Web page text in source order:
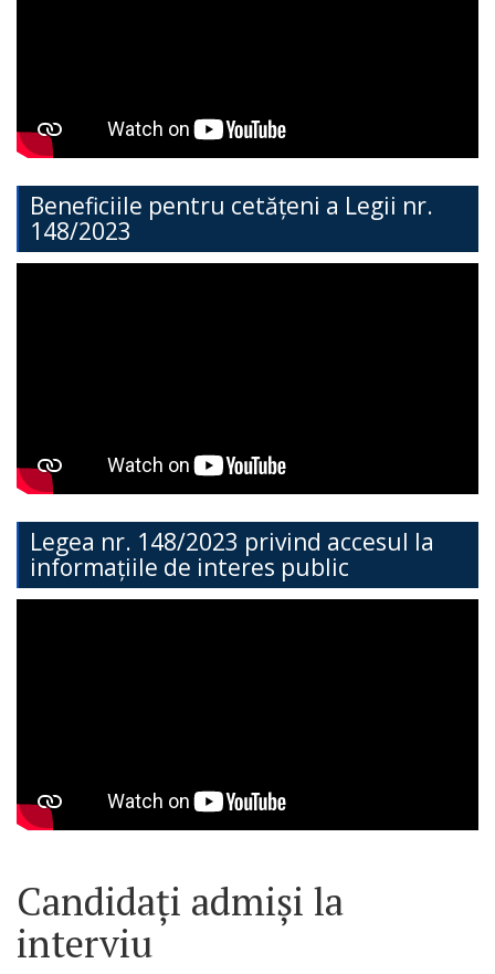
Cimișlia
Direcția
Economie,
Dezvoltare
Teritorială
Secția
Serviciul
Arhitectură,
și
Cadastru
Beneficiile pentru cetățeni a Legii nr.
148/2023
Legea nr. 148/2023 privind accesul la
informațiile de interes public
Candidați admiși la
interviu